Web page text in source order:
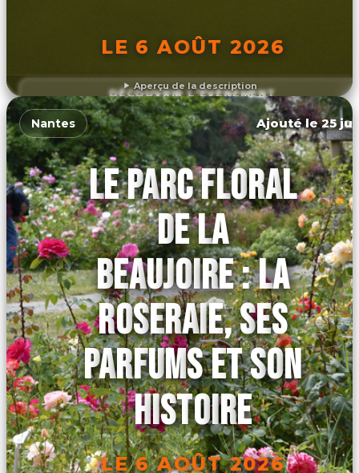
Aperçu de la description
LE 6 AOÛT 2026
DÉCOUVRIR L'ÉVÉNEMENT
Nantes Ajouté le 25
LE PARC FLORAL
DE LA
BEAUJOIRE : LA
ROSERAIE, SES
PARFUMS ET SON
HISTOIRE
LE 6 AOÛT 2026